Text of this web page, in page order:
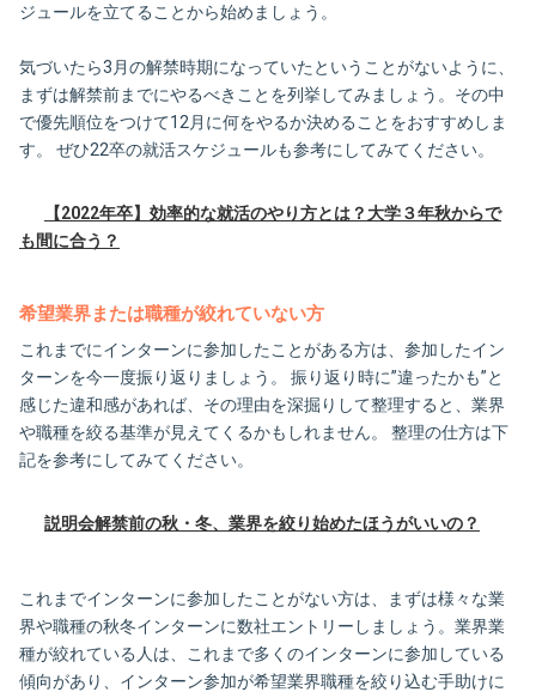
ジュールを立てることから始めましょう。
気づいたら3月の解禁時期になっていたということがないように、
まずは解禁前までにやるべきことを列挙してみましょう。その中
で優先順位をつけて12月に何をやるか決めることをおすすめしま
す。 ぜひ22卒の就活スケジュールも参考にしてみてください。
【2022年卒】効率的な就活のやり方とは？大学３年秋からで
も間に合う？
希望業界または職種が絞れていない方
これまでにインターンに参加したことがある方は、参加したイン
ターンを今一度振り返りましょう。 振り返り時に”違ったかも”と
感じた違和感があれば、その理由を深掘りして整理すると、業界
や職種を絞る基準が見えてくるかもしれません。 整理の仕方は下
記を参考にしてみてください。
説明会解禁前の秋・冬、業界を絞り始めたほうがいいの？
これまでインターンに参加したことがない方は、まずは様々な業
界や職種の秋冬インターンに数社エントリーしましょう。業界業
種が絞れている人は、これまで多くのインターンに参加している
傾向があり、インターン参加が希望業界職種を絞り込む手助けに